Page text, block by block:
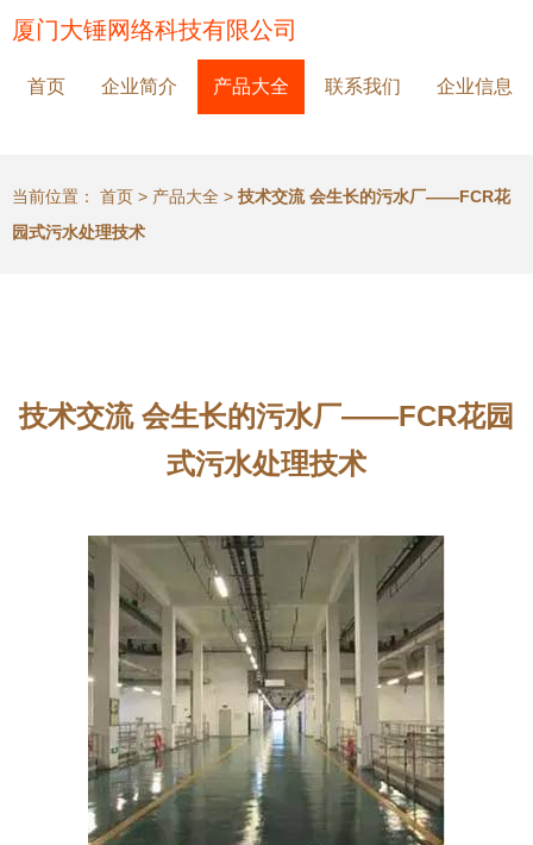
厦门大锤网络科技有限公司
首页 企业简介 产品大全 联系我们 企业信息
当前位置： 首页 > 产品大全 > 技术交流 会生长的污水厂——FCR花
园式污水处理技术
技术交流 会生长的污水厂——FCR花园
式污水处理技术